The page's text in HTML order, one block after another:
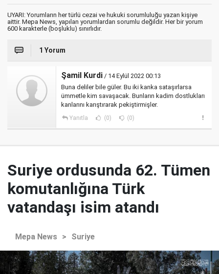
UYARI: Yorumların her türlü cezai ve hukuki sorumluluğu yazan kişiye
aittir. Mepa News, yapılan yorumlardan sorumlu değildir. Her bir yorum
600 karakterle (boşluklu) sınırlıdır.
1 Yorum
Şamil Kurdi / 14 Eylül 2022 00:13
Buna deliler bile güler. Bu iki kanka sataşırlarsa
ümmetle kim savaşacak. Bunların kadim dostlukları
kanlarını karıştırarak pekiştirmişler.
Yanıtla (0) (0)
Suriye ordusunda 62. Tümen
komutanlığına Türk
vatandaşı isim atandı
Mepa News > Suriye